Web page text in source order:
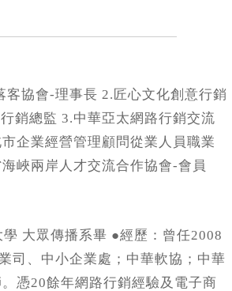
客協會-理事長 2.匠心文化創意行銷
銷總監 3.中華亞太網路行銷交流
企業經營管理顧問從業人員職業
峽兩岸人才交流合作協會-會員
大眾傳播系畢 ●經歷：曾任2008
司、中小企業處；中華軟協；中華
憑20餘年網路行銷經驗及電子商